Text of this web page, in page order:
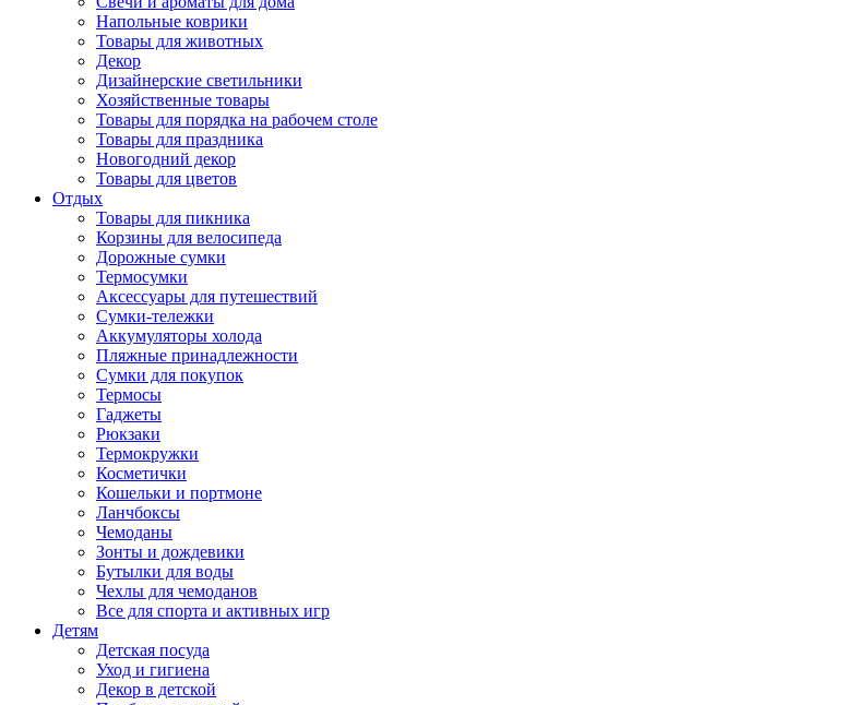
Напольные коврики
Товары для животных
Декор
Дизайнерские светильники
Хозяйственные товары
Товары для порядка на рабочем столе
Товары для праздника
Новогодний декор
Товары для цветов
Отдых
Товары для пикника
Корзины для велосипеда
Дорожные сумки
Термосумки
Аксессуары для путешествий
Сумки-тележки
Аккумуляторы холода
Пляжные принадлежности
Сумки для покупок
Термосы
Гаджеты
Рюкзаки
Термокружки
Косметички
Кошельки и портмоне
Ланчбоксы
Чемоданы
Зонты и дождевики
Бутылки для воды
Чехлы для чемоданов
Все для спорта и активных игр
Детям
Детская посуда
Уход и гигиена
Декор в детской